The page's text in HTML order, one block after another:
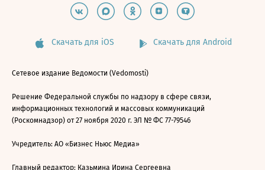
Скачать для iOS Скачать для Android
Сетевое издание Ведомости (Vedomosti)
Решение Федеральной службы по надзору в сфере связи,
информационных технологий и массовых коммуникаций
(Роскомнадзор) от 27 ноября 2020 г. ЭЛ № ФС 77-79546
Учредитель: АО «Бизнес Ньюс Медиа»
Главный редактор: Казьмина Ирина Сергеевна